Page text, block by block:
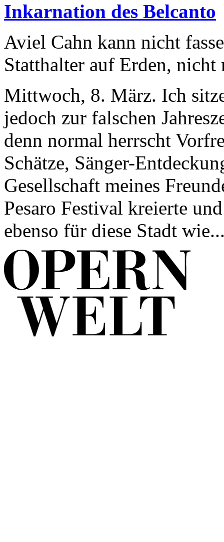
Inkarnation des Belcanto
Aviel Cahn kann nicht
Statthalter auf Erden, nicht
Mittwoch, 8. März. Ich
jedoch zur falschen
denn normal herrscht
Schätze, Sänger-
Gesellschaft meines
Pesaro Festival kreierte
ebenso für diese Stadt